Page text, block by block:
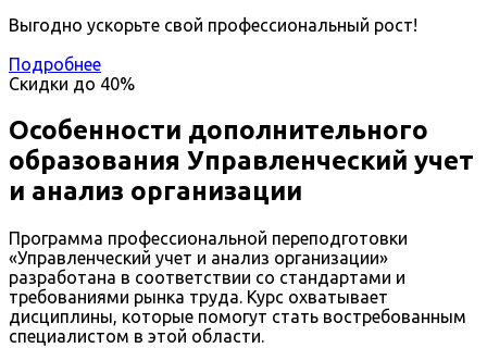
Выгодно ускорьте свой профессиональный рост!
Подробнее
Скидки до 40%
Особенности дополнительного
образования Управленческий учет
и анализ организации
Программа профессиональной переподготовки
«Управленческий учет и анализ организации»
разработана в соответствии со стандартами и
требованиями рынка труда. Курс охватывает
дисциплины, которые помогут стать востребованным
специалистом в этой области.